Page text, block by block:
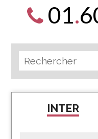
01.
INTER